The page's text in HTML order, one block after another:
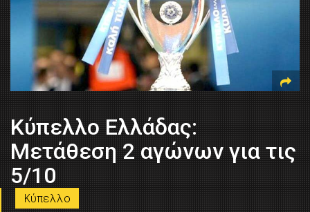
Κύπελλο Ελλάδας:
Μετάθεση 2 αγώνων για τις
5/10
Κύπελλο